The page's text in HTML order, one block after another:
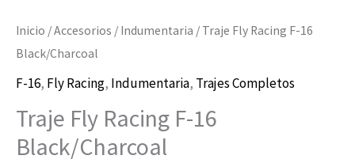
Inicio /Accesorios / Indumentaria / Traje Fly Racing F-16
Black/Charcoal
F-16, Fly Racing, Indumentaria, Trajes Completos
Traje Fly Racing F-16
Black/Charcoal